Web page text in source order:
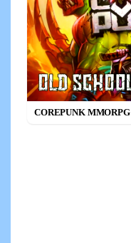
COREPUNK MMORPG